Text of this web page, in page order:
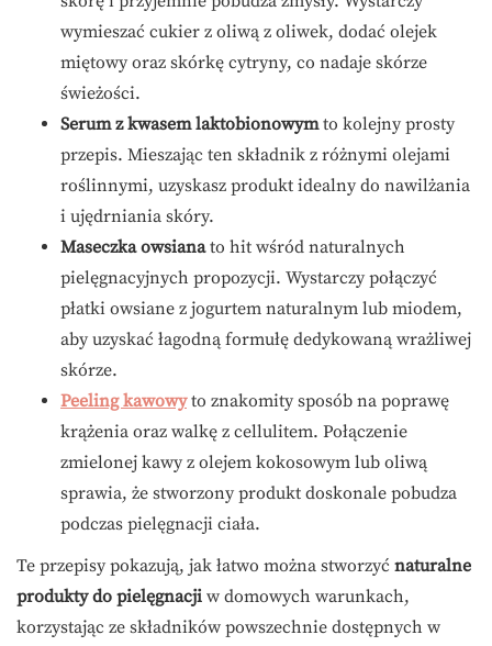
wymieszać cukier z oliwą z oliwek, dodać olejek
miętowy oraz skórkę cytryny, co nadaje skórze
świeżości.
Serum z kwasem laktobionowymto kolejny prosty
przepis. Mieszając ten składnik z różnymi olejami
roślinnymi, uzyskasz produkt idealny do nawilżania
i ujędrniania skóry.
Maseczka owsianato hit wśród naturalnych
pielęgnacyjnych propozycji. Wystarczy połączyć
płatki owsiane z jogurtem naturalnym lub miodem,
aby uzyskać łagodną formułę dedykowaną wrażliwej
skórze.
Peeling kawowyto znakomity sposób na poprawę
krążenia oraz walkę z cellulitem. Połączenie
zmielonej kawy z olejem kokosowym lub oliwą
sprawia, że stworzony produkt doskonale pobudza
podczas pielęgnacji ciała.
Te przepisy pokazują, jak łatwo można stworzyć naturalne
produkty do pielęgnacji w domowych warunkach,
korzystając ze składników powszechnie dostępnych w